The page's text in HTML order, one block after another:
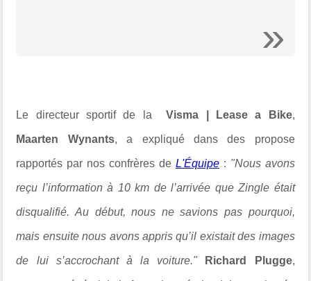
Le directeur sportif de la Visma | Lease a Bike,
Maarten Wynants, a expliqué dans des propose
rapportés par nos confrères de L'Équipe: "Nous avons
reçu l’information à 10 km de l’arrivée que Zingle était
disqualifié. Au début, nous ne savions pas pourquoi,
mais ensuite nous avons appris qu’il existait des images
de lui s’accrochant à la voiture." Richard Plugge,